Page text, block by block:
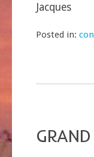
Jacques
Posted in: